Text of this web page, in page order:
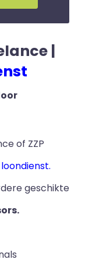
|
of ZZP
geschikte